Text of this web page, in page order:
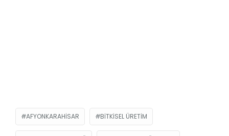
AFYONKARAHISAR BITKISEL ÜRETIM